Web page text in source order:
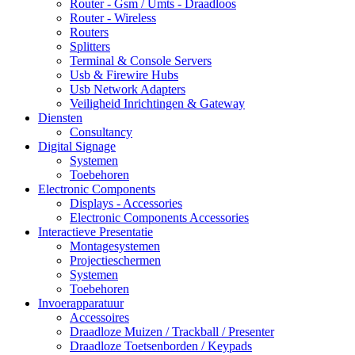
Router - Gsm / Umts - Draadloos
Router - Wireless
Routers
Splitters
Terminal & Console Servers
Usb & Firewire Hubs
Usb Network Adapters
Veiligheid Inrichtingen & Gateway
Diensten
Consultancy
Digital Signage
Systemen
Toebehoren
Electronic Components
Displays - Accessories
Electronic Components Accessories
Interactieve Presentatie
Montagesystemen
Projectieschermen
Systemen
Toebehoren
Invoerapparatuur
Accessoires
Draadloze Muizen / Trackball / Presenter
Draadloze Toetsenborden / Keypads